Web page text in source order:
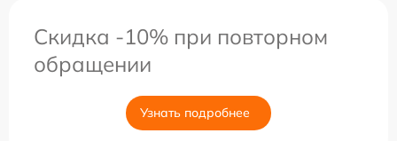
Скидка -10% при повторном
обращении
Узнать подробнее